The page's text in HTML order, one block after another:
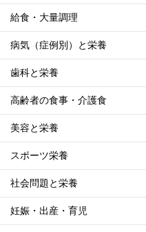
給食・大量調理
病気（症例別）と栄養
歯科と栄養
高齢者の食事・介護食
美容と栄養
スポーツ栄養
社会問題と栄養
妊娠・出産・育児